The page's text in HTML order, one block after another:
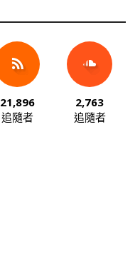
21,896
追隨者
2,763
追隨者